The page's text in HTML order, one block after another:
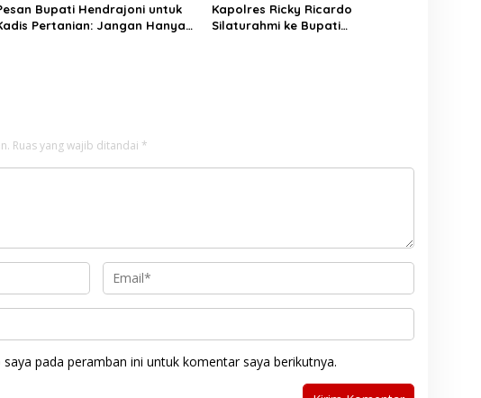
Bupati Hendrajoni untuk
Pertanian: Jangan Hanya
Kapolres Ricky Ricardo
Silaturahmi ke Bupati
Ruas yang wajib ditandai *
pada peramban ini untuk komentar saya berikutnya.